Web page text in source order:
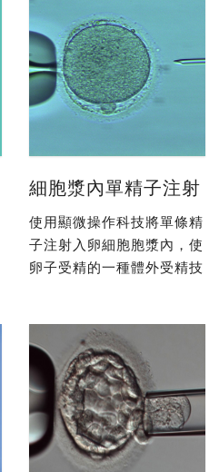
細胞漿內單精子注射
使用顯微操作科技將單條精
子注射入卵細胞胞漿內，使
卵子受精的一種體外受精技